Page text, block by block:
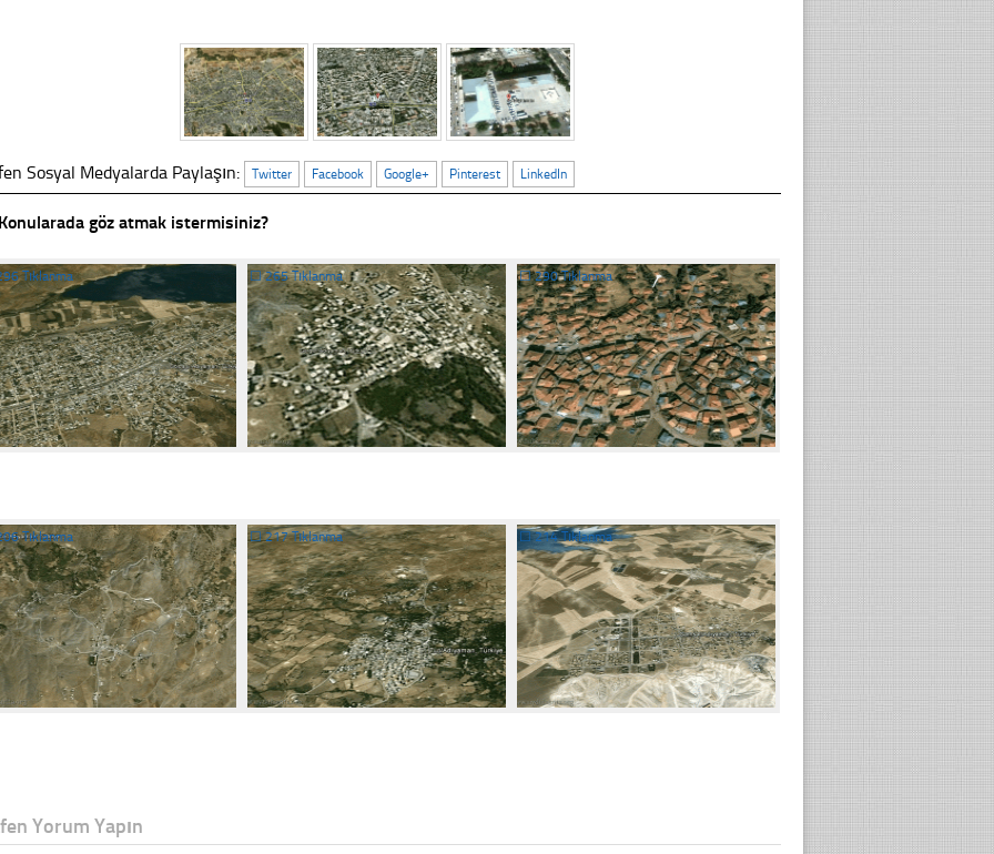
Sosyal Medyalarda Paylaşın: Twitter Facebook Google+ Pinterest LinkedIn
göz atmak istermisiniz?
Tıklanma ☐265 Tıklanma ☐290 Tıklanma
Tıklanma ☐217 Tıklanma ☐214 Tıklanma
Yorum Yapın